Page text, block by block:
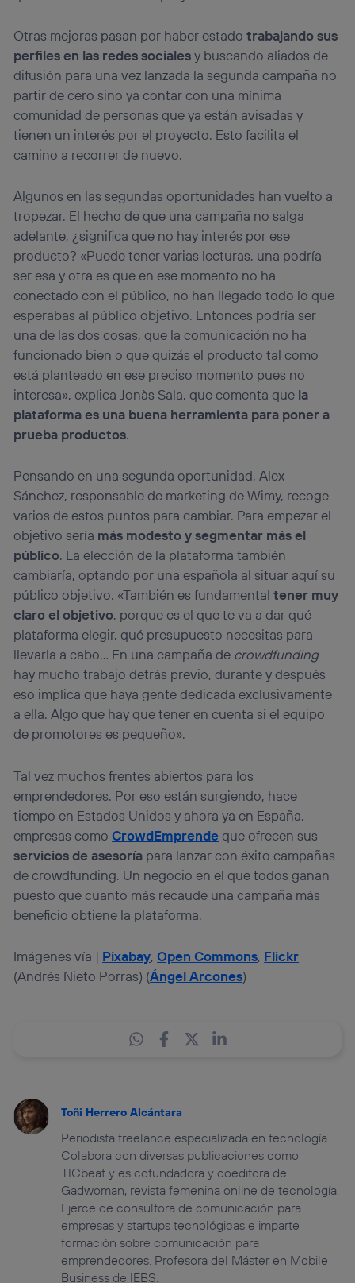
Otras mejoras pasan por haber estadotrabajando sus
perfiles en las redes socialesy buscando aliados de
difusión para una vez lanzada la segunda campaña no
partir de cero sino ya contar con una mínima
comunidad de personas que ya están avisadas y
tienen un interés por el proyecto. Esto facilita el
camino a recorrer de nuevo.
Algunos en las segundas oportunidades han vuelto a
tropezar. El hecho de que una campaña no salga
adelante, ¿significa que no hay interés por ese
producto? «Puede tener varias lecturas, una podría
ser esa y otra es que en ese momento no ha
conectado con el público, no han llegado todo lo que
esperabas al público objetivo. Entonces podría ser
una de las dos cosas, que la comunicación no ha
funcionado bien o que quizás el producto tal como
está planteado en ese preciso momento pues no
interesa», explica Jonàs Sala, que comenta que la
plataforma es una buena herramienta para poner a
prueba productos.
Pensando en una segunda oportunidad, Alex
Sánchez, responsable de marketing de Wimy, recoge
varios de estos puntos para cambiar. Para empezar el
objetivo sería más modesto y segmentar más el
público. La elección de la plataforma también
cambiaría, optando por una española al situar aquí su
público objetivo. «También es fundamentaltener muy
claro el objetivo, porque es el que te va a dar qué
plataforma elegir, qué presupuesto necesitas para
llevarla a cabo… En una campaña de crowdfunding
hay mucho trabajo detrás previo, durante y después
eso implica que haya gente dedicada exclusivamente
a ella. Algo que hay que tener en cuenta si el equipo
de promotores es pequeño».
Tal vez muchos frentes abiertos para los
emprendedores. Por eso están surgiendo, hace
tiempo en Estados Unidos y ahora ya en España,
empresas comoCrowdEmprendeque ofrecen sus
servicios de asesoría para lanzar con éxito campañas
de crowdfunding. Un negocio en el que todos ganan
puesto que cuanto más recaude una campaña más
beneficio obtiene la plataforma.
Imágenes vía | Pixabay,Open Commons, Flickr
(Andrés Nieto Porras) (Ángel Arcones)
Toñi Herrero Alcántara
Periodista freelance especializada en tecnología.
Colabora con diversas publicaciones como
TICbeat y es cofundadora y coeditora de
Gadwoman, revista femenina online de tecnología.
Ejerce de consultora de comunicación para
empresas y startups tecnológicas e imparte
formación sobre comunicación para
emprendedores. Profesora del Máster en Mobile
Business de IEBS.